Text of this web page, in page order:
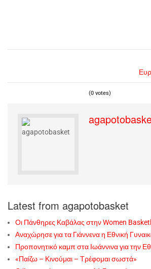
(0 votes)
Latest from agapotobasket
Οι Πάνθηρες Καβάλας στην Women
Αναχώρησε για τα Γιάννενα η Εθνική
Προπονητικό καμπ στα Ιωάννινα για την
«Παίζω – Κινούμαι – Τρέφομαι σωστά»